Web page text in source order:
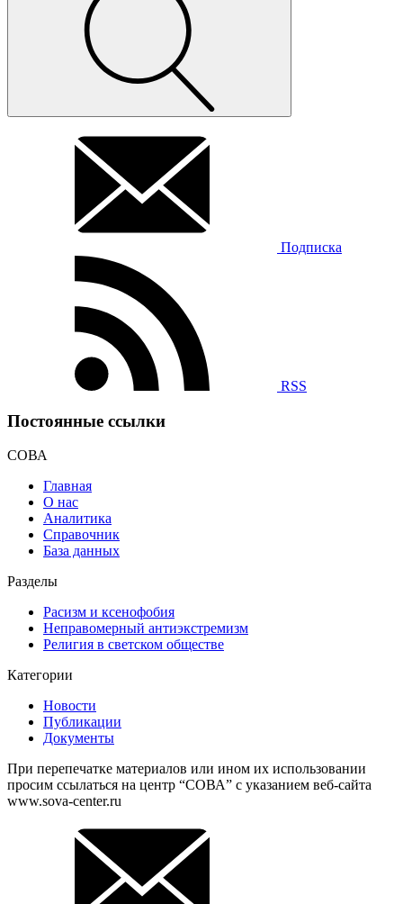
Подписка
RSS
Постоянные ссылки
СОВА
Главная
О нас
Аналитика
Справочник
База данных
Разделы
Расизм и ксенофобия
Неправомерный антиэкстремизм
Религия в светском обществе
Категории
Новости
Публикации
Документы
При перепечатке материалов или ином их использовании
просим ссылаться на центр “СОВА” с указанием веб-сайта
www.sova-center.ru